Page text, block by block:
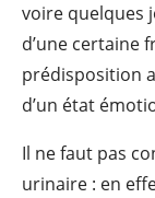
voire quelques
d’une certaine
prédisposition
d’un état
Il ne faut pas
urinaire : en